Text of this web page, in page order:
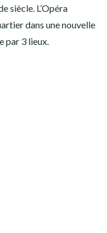
siècle. L’Opéra
dans une nouvelle
par 3 lieux.